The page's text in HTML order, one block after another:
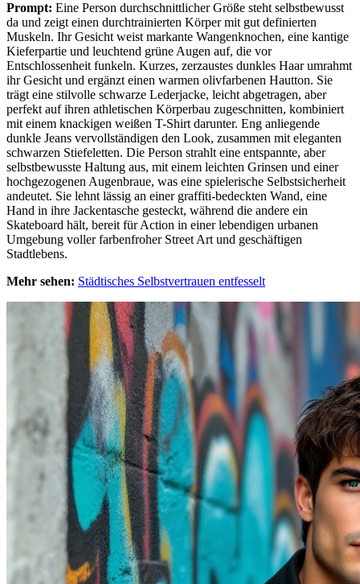
Prompt: Eine Person durchschnittlicher Größe steht selbstbewusst
da und zeigt einen durchtrainierten Körper mit gut definierten
Muskeln. Ihr Gesicht weist markante Wangenknochen, eine kantige
Kieferpartie und leuchtend grüne Augen auf, die vor
Entschlossenheit funkeln. Kurzes, zerzaustes dunkles Haar umrahmt
ihr Gesicht und ergänzt einen warmen olivfarbenen Hautton. Sie
trägt eine stilvolle schwarze Lederjacke, leicht abgetragen, aber
perfekt auf ihren athletischen Körperbau zugeschnitten, kombiniert
mit einem knackigen weißen T-Shirt darunter. Eng anliegende
dunkle Jeans vervollständigen den Look, zusammen mit eleganten
schwarzen Stiefeletten. Die Person strahlt eine entspannte, aber
selbstbewusste Haltung aus, mit einem leichten Grinsen und einer
hochgezogenen Augenbraue, was eine spielerische Selbstsicherheit
andeutet. Sie lehnt lässig an einer graffiti-bedeckten Wand, eine
Hand in ihre Jackentasche gesteckt, während die andere ein
Skateboard hält, bereit für Action in einer lebendigen urbanen
Umgebung voller farbenfroher Street Art und geschäftigen
Stadtlebens.
Mehr sehen: Städtisches Selbstvertrauen entfesselt